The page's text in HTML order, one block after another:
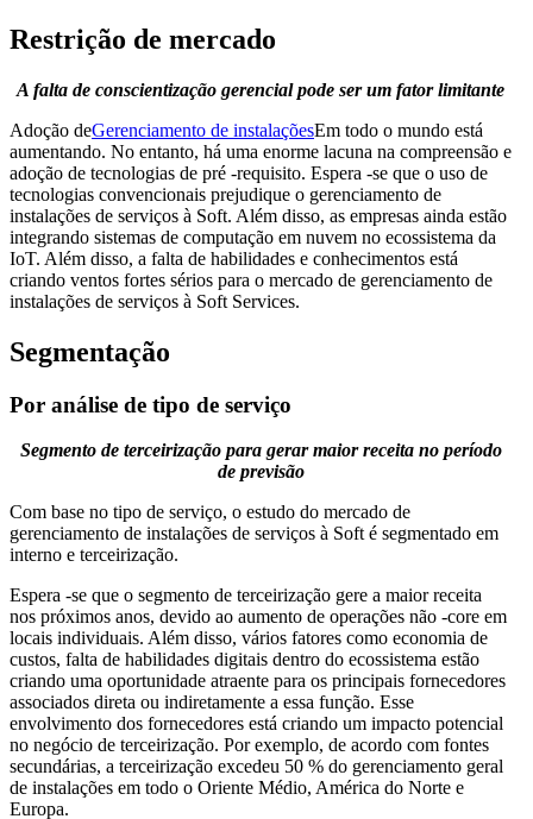
Restrição de mercado
A falta de conscientização gerencial pode ser um fator limitante
Adoção deGerenciamento de instalaçõesEm todo o mundo está
aumentando. No entanto, há uma enorme lacuna na compreensão e
adoção de tecnologias de pré -requisito. Espera -se que o uso de
tecnologias convencionais prejudique o gerenciamento de
instalações de serviços à Soft. Além disso, as empresas ainda estão
integrando sistemas de computação em nuvem no ecossistema da
IoT. Além disso, a falta de habilidades e conhecimentos está
criando ventos fortes sérios para o mercado de gerenciamento de
instalações de serviços à Soft Services.
Segmentação
Por análise de tipo de serviço
Segmento de terceirização para gerar maior receita no período
de previsão
Com base no tipo de serviço, o estudo do mercado de
gerenciamento de instalações de serviços à Soft é segmentado em
interno e terceirização.
Espera -se que o segmento de terceirização gere a maior receita
nos próximos anos, devido ao aumento de operações não -core em
locais individuais. Além disso, vários fatores como economia de
custos, falta de habilidades digitais dentro do ecossistema estão
criando uma oportunidade atraente para os principais fornecedores
associados direta ou indiretamente a essa função. Esse
envolvimento dos fornecedores está criando um impacto potencial
no negócio de terceirização. Por exemplo, de acordo com fontes
secundárias, a terceirização excedeu 50 % do gerenciamento geral
de instalações em todo o Oriente Médio, América do Norte e
Europa.